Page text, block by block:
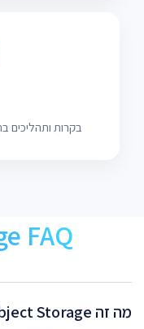
בקרות ותהליכים
FAQ
מה זה Object Storage?